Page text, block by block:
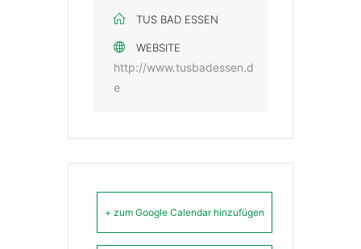
TUS BAD ESSEN
WEBSITE
http://www.tusbadessen.d
e
+ zum Google Calendar hinzufügen